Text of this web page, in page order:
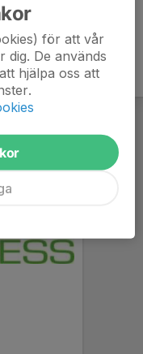
för att vår
dig. De används
hjälpa oss att